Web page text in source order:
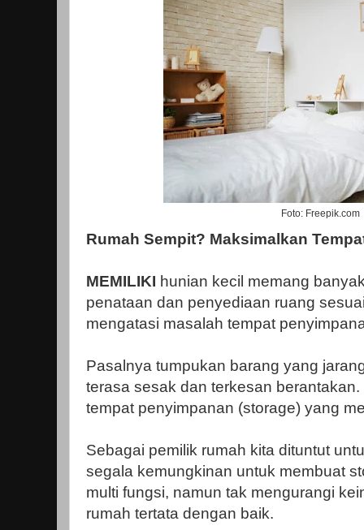
Foto: Freepik.com
Rumah Sempit? Maksimalkan
MEMILIKI hunian kecil memang
penataan dan penyediaan ruang
mengatasi masalah tempat
Pasalnya tumpukan barang yang
terasa sesak dan terkesan
tempat penyimpanan (storage) yang
Sebagai pemilik rumah kita dituntut
segala kemungkinan untuk membuat
multi fungsi, namun tak mengurangi
rumah tertata dengan baik.